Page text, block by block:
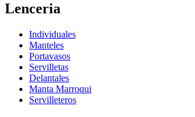
Lenceria
Individuales
Manteles
Portavasos
Servilletas
Delantales
Manta Marroqui
Servilleteros